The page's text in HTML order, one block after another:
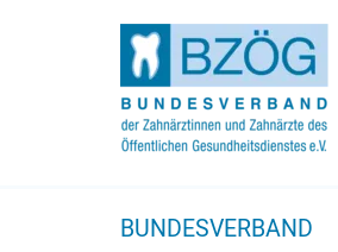
BUNDESVERBAND